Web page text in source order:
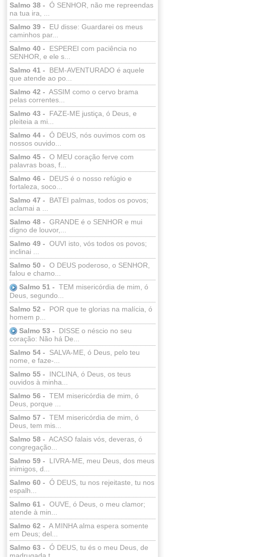
Salmo 38 - Ó SENHOR, não me repreendas
na tua ira, ...
Salmo 39 -
EU disse: Guardarei os meus
caminhos par...
Salmo 40 -
ESPEREI com paciência no
SENHOR, e ele s...
Salmo 41 -
BEM-AVENTURADO é aquele
que atende ao po...
Salmo 42 - ASSIM como o cervo brama
pelas correntes...
Salmo 43 -
FAZE-ME justiça, ó Deus, e
pleiteia a mi...
Salmo 44 - Ó DEUS, nós ouvimos com os
nossos ouvido...
Salmo 45 - O MEU coração ferve com
palavras boas, f...
Salmo 46 -
DEUS é o nosso refúgio e
fortaleza, soco...
Salmo 47 -
BATEI palmas, todos os povos;
aclamai a ...
Salmo 48 - GRANDE é o SENHOR e mui
digno de louvor,...
Salmo 49 - OUVI isto, vós todos os povos;
inclinai ...
Salmo 50 - O DEUS poderoso, o SENHOR,
falou e chamo...
Salmo 51 - TEM misericórdia de mim, ó
Deus, segundo...
Salmo 52 -
POR que te glorias na malícia, ó
homem p...
Salmo 53 -
DISSE o néscio no seu
coração: Não há De...
Salmo 54 -
SALVA-ME, ó Deus, pelo teu
nome, e faze-...
Salmo 55 -
INCLINA, ó Deus, os teus
ouvidos à minha...
Salmo 56 - TEM misericórdia de mim, ó
Deus, porque ...
Salmo 57 - TEM misericórdia de mim, ó
Deus, tem mis...
Salmo 58 - ACASO falais vós, deveras, ó
congregação...
Salmo 59 -
LIVRA-ME, meu Deus, dos meus
inimigos, d...
Salmo 60 - Ó DEUS, tu nos rejeitaste, tu nos
espalh...
Salmo 61 - OUVE, ó Deus, o meu clamor;
atende à min...
Salmo 62 - A MINHA alma espera somente
em Deus; del...
Salmo 63 - Ó DEUS, tu és o meu Deus, de